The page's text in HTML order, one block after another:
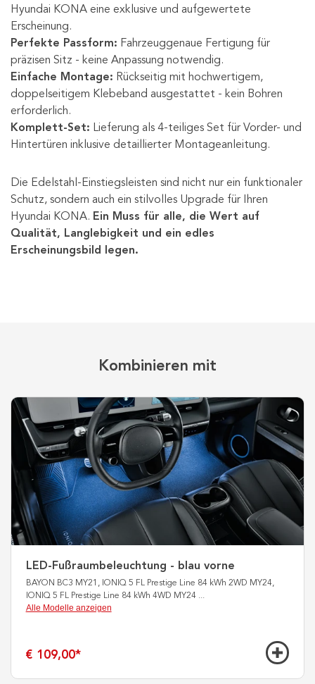
Hyundai KONA eine exklusive und aufgewertete
Erscheinung.
Perfekte Passform: Fahrzeuggenaue Fertigung für
präzisen Sitz - keine Anpassung notwendig.
Einfache Montage: Rückseitig mit hochwertigem,
doppelseitigem Klebeband ausgestattet - kein Bohren
erforderlich.
Komplett-Set: Lieferung als 4-teiliges Set für Vorder- und
Hintertüren inklusive detaillierter Montageanleitung.
Die Edelstahl-Einstiegsleisten sind nicht nur ein funktionaler
Schutz, sondern auch ein stilvolles Upgrade für Ihren
Hyundai KONA. Ein Muss für alle, die Wert auf
Qualität, Langlebigkeit und ein edles
Erscheinungsbild legen.
Kombinieren mit
LED-Fußraumbeleuchtung - blau vorne
BAYON BC3 MY21, IONIQ 5 FL Prestige Line 84 kWh 2WD MY24,
IONIQ 5 FL Prestige Line 84 kWh 4WD MY24 ...
Alle Modelle anzeigen
€ 109,00*